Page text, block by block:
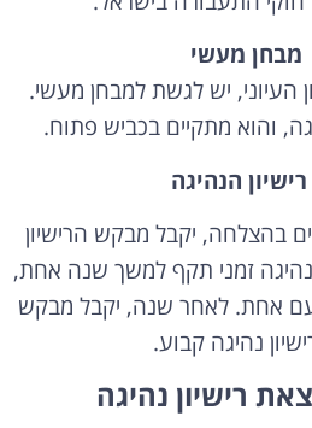
מבחן מעשי
יש לגשת למבחן מעשי.
והוא מתקיים בכביש פתוח.
הנהיגה
בהצלחה, יקבל מבקש הרישיון
נהיגה זמני תקף למשך שנה אחת,
אחת. לאחר שנה, יקבל מבקש
נהיגה קבוע.
רישיון נהיגה
בישראל, יש לעמוד בתנאי הגיל